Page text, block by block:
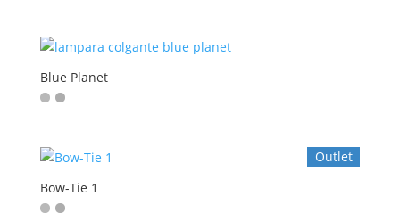
Blue Planet
Outlet
Bow-Tie 1